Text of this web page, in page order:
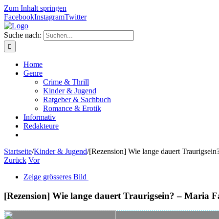
Zum Inhalt springen
FacebookInstagramTwitter
Suche nach:
Home
Genre
Crime & Thrill
Kinder & Jugend
Ratgeber & Sachbuch
Romance & Erotik
Informativ
Redakteure
Startseite/Kinder & Jugend/[Rezension] Wie lange dauert
Zurück Vor
Zeige grösseres Bild
[Rezension] Wie lange dauert Traurigsein? – Maria